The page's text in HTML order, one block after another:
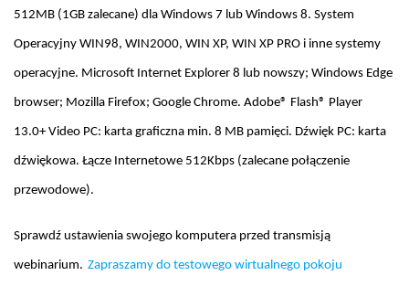
512MB (1GB zalecane) dla Windows 7 lub Windows 8. System
Operacyjny WIN98, WIN2000, WIN XP, WIN XP PRO i inne systemy
operacyjne. Microsoft Internet Explorer 8 lub nowszy; Windows Edge
browser; Mozilla Firefox; Google Chrome. Adobe® Flash® Player
13.0+ Video PC: karta graficzna min. 8 MB pamięci. Dźwięk PC: karta
dźwiękowa. Łącze Internetowe 512Kbps (zalecane połączenie
przewodowe).
Sprawdź ustawienia swojego komputera przed transmisją
webinarium. Zapraszamy do testowego wirtualnego pokoju